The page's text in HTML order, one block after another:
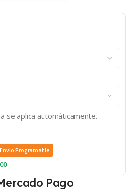
se aplica automáticamente.
Envio Programable
Pago